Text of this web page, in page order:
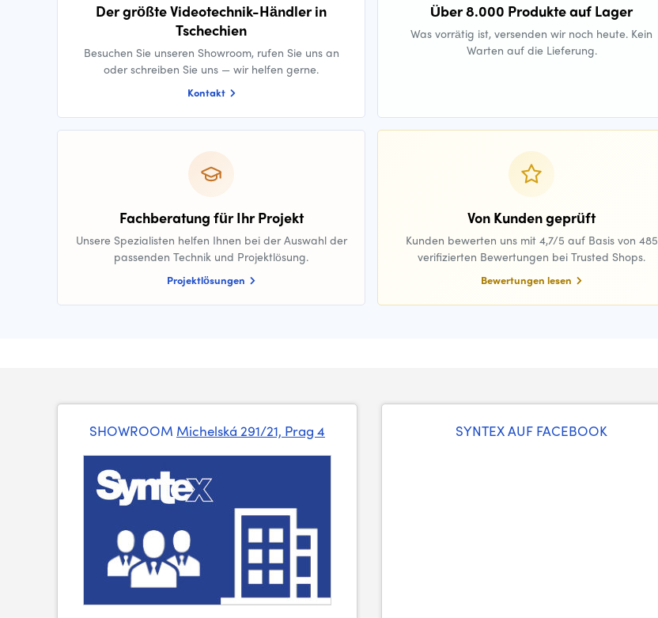
Der größte Videotechnik-Händler in
Tschechien
Besuchen Sie unseren Showroom, rufen Sie uns an
oder schreiben Sie uns — wir helfen gerne.
Kontakt
Über 8.000 Produkte auf Lager
Was vorrätig ist, versenden wir noch heute. Kein
Warten auf die Lieferung.
Fachberatung für Ihr Projekt
Unsere Spezialisten helfen Ihnen bei der Auswahl der
passenden Technik und Projektlösung.
Projektlösungen
Von Kunden geprüft
Kunden bewerten uns mit 4,7/5 auf Basis von 485
verifizierten Bewertungen bei Trusted Shops.
Bewertungen lesen
SHOWROOM Michelská 291/21, Prag 4 SYNTEX AUF FACEBOOK